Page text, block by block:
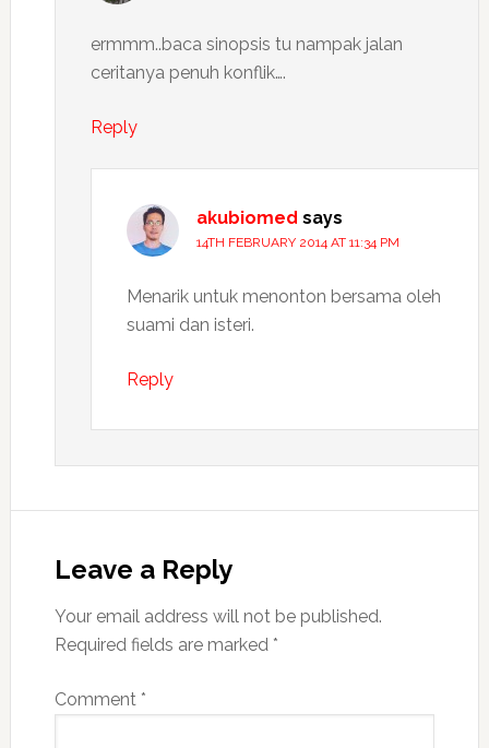
ermmm..baca sinopsis tu nampak jalan
ceritanya penuh konflik….
Reply
akubiomed says
14TH FEBRUARY 2014 AT 11:34 PM
Menarik untuk menonton bersama oleh
suami dan isteri.
Reply
Leave a Reply
Your email address will not be published.
Required fields are marked *
Comment *